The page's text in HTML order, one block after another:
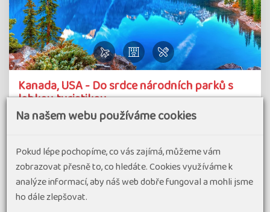
Kanada, USA - Do srdce národních parků s
lehkou turistikou
Poznejte divokou přírodu Kanady a USA v pohodovém
Ameriky, kde se majestátní, ledovci pokryté štíty Skalistých
hor zrcadlí v tyrkysových hladinách horských jezer. Tento
jedinečný zájezd…
#Dovolená v exotice
Na našem webu používáme cookies
Pokud lépe pochopíme, co vás zajímá, můžeme vám
zobrazovat přesně to, co hledáte. Cookies využíváme k
analýze informací, aby náš web dobře fungoval a mohli jsme
ho dále zlepšovat.